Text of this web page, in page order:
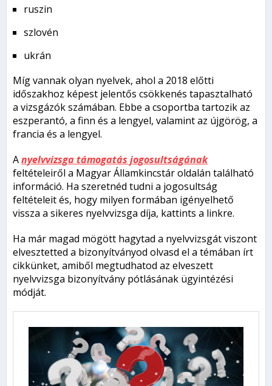
ruszin
szlovén
ukrán
Míg vannak olyan nyelvek, ahol a 2018 előtti
időszakhoz képest jelentős csökkenés tapasztalható
a vizsgázók számában. Ebbe a csoportba tartozik az
eszperantó, a finn és a lengyel, valamint az újgörög, a
francia és a lengyel.
Anyelvvizsga támogatás jogosultságának
feltételeiről a Magyar Államkincstár oldalán található
információ. Ha szeretnéd tudni a jogosultság
feltételeit és, hogy milyen formában igényelhető
vissza a sikeres nyelvvizsga díja, kattints a linkre.
Ha már magad mögött hagytad a nyelvvizsgát viszont
elvesztetted a bizonyítványod olvasd el a témában írt
cikkünket, amiből megtudhatod az elveszett
nyelvvizsga bizonyítvány pótlásának ügyintézési
módját.